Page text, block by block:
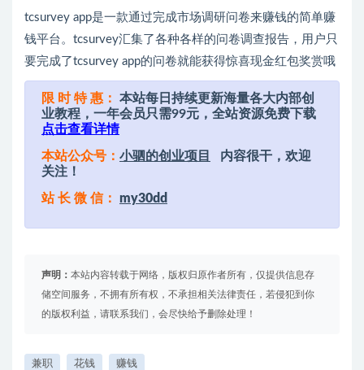
tcsurvey app是一款通过完成市场调研问卷来赚钱的简单赚
钱平台。tcsurvey汇集了各种各样的问卷调查报告，用户只
要完成了tcsurvey app的问卷就能获得惊喜现金红包奖赏哦
限 时 特 惠：
本站每日持续更新海量各大内部创
业教程，一年会员只需99元，全站资源免费下载
点击查看详情
本站公众号： 小驷的创业项目
内容很干，欢迎
关注！
站 长 微 信： my30dd
声明： 本站内容转载于网络，版权归原作者所有，仅提供信息存
储空间服务，不拥有所有权，不承担相关法律责任，若侵犯到你
的版权利益，请联系我们，会尽快给予删除处理！
兼职 花钱 赚钱